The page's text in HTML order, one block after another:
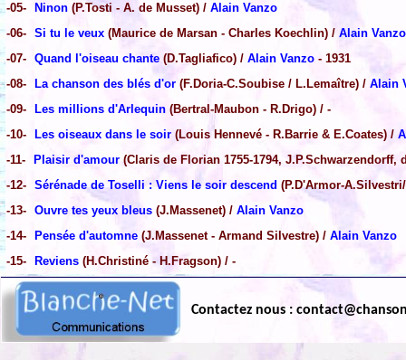
-05-
Ninon (P.Tosti - A. de Musset) / Alain Vanzo
-06- Si tu le veux (Maurice de Marsan - Charles Koechlin) / Alain Vanzo
-07- Quand l'oiseau chante (D.Tagliafico) / Alain Vanzo - 1931
-08-
La chanson des blés d'or (F.Doria-C.Soubise / L.Lemaître) / Alain
-09-
Les millions d'Arlequin (Bertral-Maubon - R.Drigo) / -
-10-
Les oiseaux dans le soir (Louis Hennevé - R.Barrie & E.Coates) /
-11-
Plaisir d'amour (Claris de Florian 1755-1794, J.P.Schwarzendorff,
-12- Sérénade de Toselli : Viens le soir descend (P.D'Armor-
-13- Ouvre tes yeux bleus (J.Massenet) / Alain Vanzo
-14-
Pensée d'automne (J.Massenet - Armand Silvestre) / Alain Vanzo
-15-
Reviens (H.Christiné - H.Fragson) / -
Contactez nous :